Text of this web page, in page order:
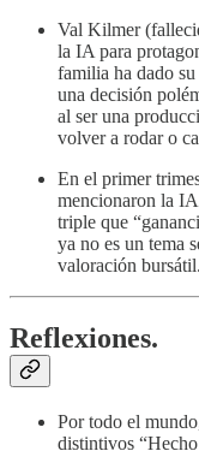
Val Kilmer
la IA para
familia ha dado
una decisión
al ser una
volver a rodar o
En el primer
mencionaron la
triple que
ya no es un tema
valoración bursátil.
Reflexiones.
Por todo el
distintivos